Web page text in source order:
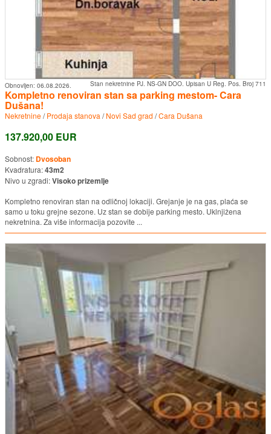
Stan nekretnine PJ. NS-GN DOO. Upisan U Reg. Pos. Broj 711
Obnovljen: 06.08.2026.
Kompletno renoviran stan sa parking mestom- Cara
Dušana!
Nekretnine/Prodaja stanova /Novi Sad grad /Cara Dušana
137.920,00 EUR
Sobnost: Dvosoban
Kvadratura:43m2
Nivo u zgradi:Visoko prizemlje
Kompletno renoviran stan na odličnoj lokaciji. Grejanje je na gas, plaća se
samo u toku grejne sezone. Uz stan se dobije parking mesto. Uklnjižena
nekretnina. Za više informacija pozovite ...